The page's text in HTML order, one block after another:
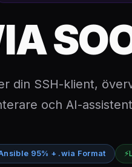
din SSH-klient,
och AI-
95% + .wia Format ⚡